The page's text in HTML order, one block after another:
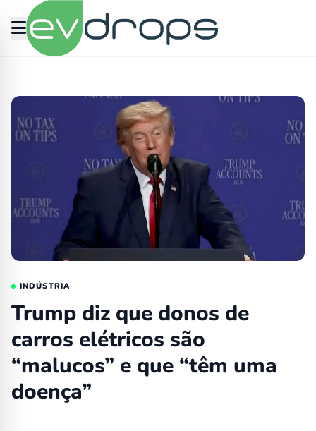
evdrops
Destaques
INDÚSTRIA
Trump diz que donos de
carros elétricos são
“malucos” e que “têm uma
doença”